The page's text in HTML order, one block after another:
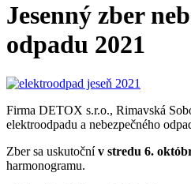
Jesenný zber
odpadu 2021
Firma DETOX s.r.o., Rimavská
elektroodpadu a nebezpečného
Zber sa uskutočnív stredu 6.
harmonogramu.